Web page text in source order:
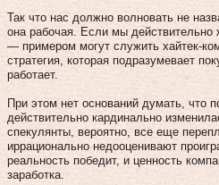
Так что нас должно волновать не
она рабочая. Если мы
— примером могут служить хайтек-
стратегия, которая подразумевает
работает.
При этом нет оснований думать, что
действительно кардинально
спекулянты, вероятно, все еще
иррационально недооценивают
реальность победит, и ценность
заработка.